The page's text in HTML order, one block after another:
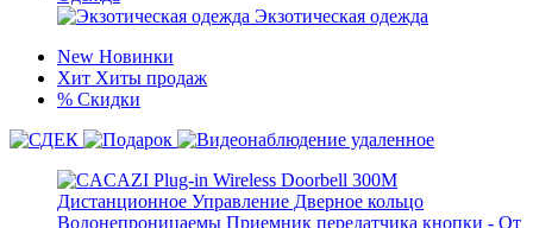
Экзотическая одежда
New Новинки
Хит Хиты продаж
% Скидки